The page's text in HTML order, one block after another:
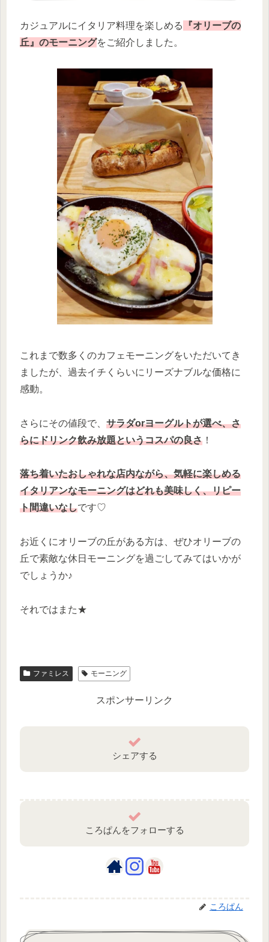
カジュアルにイタリア料理を楽しめる
『オリーブの
丘』のモーニングをご紹介しました。
これまで数多くのカフェモーニングをいただいてき
ましたが、過去イチくらいにリーズナブルな価格に
感動。
さらにその値段で、 サラダorヨーグルトが選べ、さ
らにドリンク飲み放題というコスパの良さ ！
落ち着いたおしゃれな店内ながら、気軽に楽しめる
イタリアンなモーニングはどれも美味しく、リピー
ト間違いなしです♡
お近くにオリーブの丘がある方は、ぜひオリーブの
丘で素敵な休日モーニングを過ごしてみてはいかが
でしょうか♪
それではまた★
ファミレス モーニング
スポンサーリンク
シェアする
ころぱんをフォローする
ころぱん